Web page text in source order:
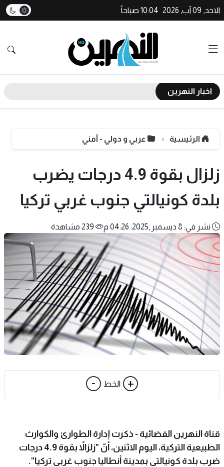
الاحد, 09 آب, 2026 10:04 صباحاً
اخبار النهرين
الرئيسية عربي و دولي - أمني
زلزال بقوة 4.9 درجات يضرب
بلدة كونيالتي جنوب غربي تركيا
نشر في: 8 ديسمبر ,2025: 04:26 م 239 مشاهدة
+ الخط -
قناة النهرين الفضائية - ذكرت إدارة الطوارئ والكوارث
الطبيعية التركية، اليوم الاثنين، أنّ "زلزالاً بقوة 4.9 درجات
ضرب بلدة كونيالتي بمدينة أنطاليا جنوب غربي تركيا".